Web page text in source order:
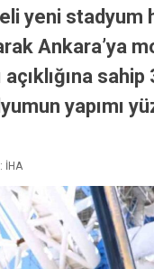
yeni
Ankara’ya
açıklığına
yapımı
İHA